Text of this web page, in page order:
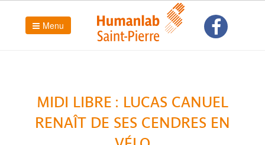
Menu
MIDI LIBRE : LUCAS CANUEL
RENAÎT DE SES CENDRES EN